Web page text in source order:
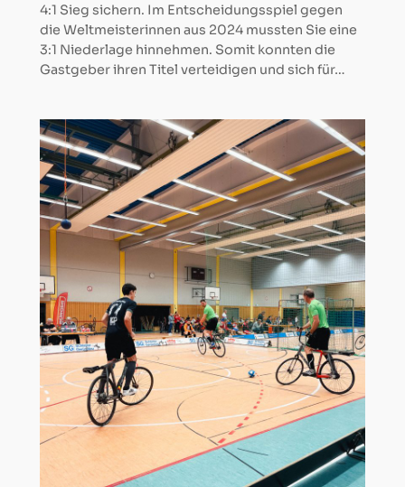
4:1 Sieg sichern. Im Entscheidungsspiel gegen
die Weltmeisterinnen aus 2024 mussten Sie eine
3:1 Niederlage hinnehmen. Somit konnten die
Gastgeber ihren Titel verteidigen und sich für…